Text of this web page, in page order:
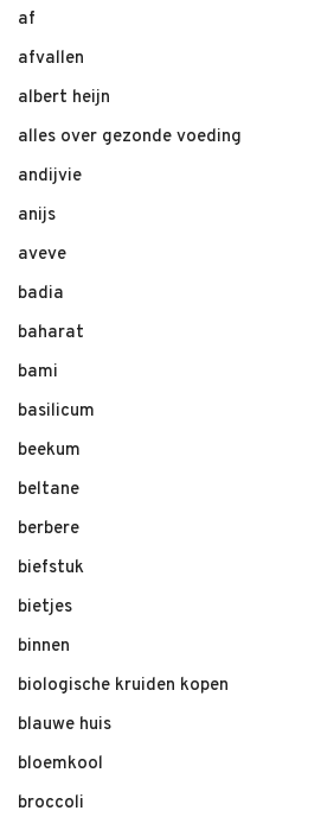
af
afvallen
albert heijn
alles over gezonde voeding
andijvie
anijs
aveve
badia
baharat
bami
basilicum
beekum
beltane
berbere
biefstuk
bietjes
binnen
biologische kruiden kopen
blauwe huis
bloemkool
broccoli